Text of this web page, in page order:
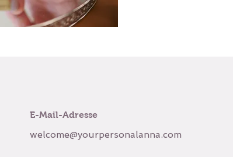
E-Mail-Adresse
welcome@yourpersonalanna.com